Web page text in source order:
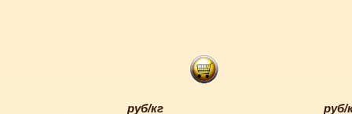
руб/кг
руб/